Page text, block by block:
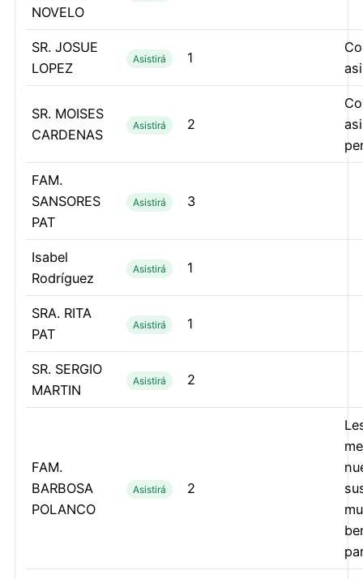
NOVELO
SR. JOSUE
LOPEZ
Asistirá 1
SR. MOISES
CARDENAS
Asistirá 2
FAM.
SANSORES
PAT
Asistirá 3
Isabel
Rodríguez
Asistirá 1
SRA. RITA
PAT
Asistirá 1
SR. SERGIO
MARTIN
Asistirá 2
FAM.
BARBOSA
POLANCO
Asistirá 2